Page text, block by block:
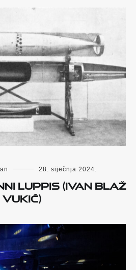
28. siječnja 2024.
Luppis (Ivan Blaž
Vukić)